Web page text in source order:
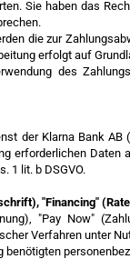
Sie haben das
die zur
erfolgt auf
des
der Klarna Bank
erforderlichen
1 lit. b DSGVO.
"Financing"
"Pay Now"
Verfahren unter